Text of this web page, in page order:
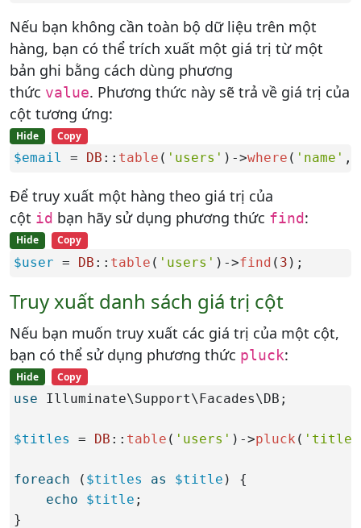
Nếu bạn không cần toàn bộ dữ liệu trên một
hàng, bạn có thể trích xuất một giá trị từ một
bản ghi bằng cách dùng phương
thức value. Phương thức này sẽ trả về giá trị của
cột tương ứng:
Hide Copy
$email = DB :: table ( 'users' )->where ( 'name' ,
Để truy xuất một hàng theo giá trị của
cột id bạn hãy sử dụng phương thức find:
Hide Copy
$user = DB :: table ( 'users' )->find ( 3 );
Truy xuất danh sách giá trị cột
Nếu bạn muốn truy xuất các giá trị của một cột,
bạn có thể sử dụng phương thức pluck:
Hide Copy
use Illuminate\Support\Facades\DB;
$titles = DB :: table ( 'users' )->pluck ( 'title'
foreach ( $titles as $title ) {
echo
$title ;
}